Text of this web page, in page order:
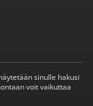
sinulle hakusi
voit vaikuttaa